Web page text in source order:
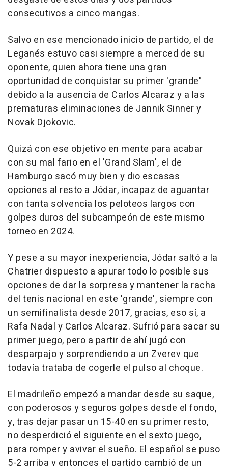
consecutivos a cinco mangas.
Salvo en ese mencionado inicio de partido, el de
Leganés estuvo casi siempre a merced de su
oponente, quien ahora tiene una gran
oportunidad de conquistar su primer 'grande'
debido a la ausencia de Carlos Alcaraz y a las
prematuras eliminaciones de Jannik Sinner y
Novak Djokovic.
Quizá con ese objetivo en mente para acabar
con su mal fario en el 'Grand Slam', el de
Hamburgo sacó muy bien y dio escasas
opciones al resto a Jódar, incapaz de aguantar
con tanta solvencia los peloteos largos con
golpes duros del subcampeón de este mismo
torneo en 2024.
Y pese a su mayor inexperiencia, Jódar saltó a la
Chatrier dispuesto a apurar todo lo posible sus
opciones de dar la sorpresa y mantener la racha
del tenis nacional en este 'grande', siempre con
un semifinalista desde 2017, gracias, eso sí, a
Rafa Nadal y Carlos Alcaraz. Sufrió para sacar su
primer juego, pero a partir de ahí jugó con
desparpajo y sorprendiendo a un Zverev que
todavía trataba de cogerle el pulso al choque.
El madrileño empezó a mandar desde su saque,
con poderosos y seguros golpes desde el fondo,
y, tras dejar pasar un 15-40 en su primer resto,
no desperdició el siguiente en el sexto juego,
para romper y avivar el sueño. El español se puso